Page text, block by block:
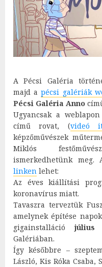
A Pécsi Galéria
majd apécsi galériák
Pécsi Galéria Anno
Ugyancsak a
című rovat, (videó
képzőművészek
Miklós
ismerkedhetünk meg.
linken lehet:
Az éves kiállítási
koronavírus miatt.
Tavaszra terveztük
amelynek építése
gigainstalláció július
Galériában.
Így későbbre –
László, Kis Róka Csaba,